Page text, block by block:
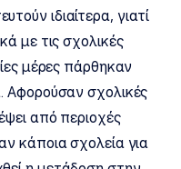
ιδιαίτερα, γιατί
με τις σχολικές
μέρες πάρθηκαν
Αφορούσαν σχολικές
από περιοχές
κάποια σχολεία για